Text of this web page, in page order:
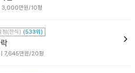
3,000만원/10평
점(한식) (533위)
| 7,645만원/20평